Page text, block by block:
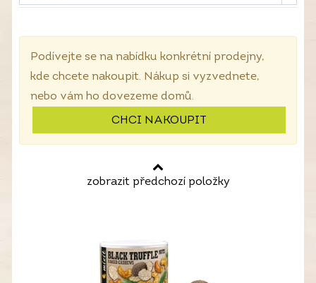
Podívejte se na nabídku konkrétní prodejny,
kde chcete nakoupit. Nákup si vyzvednete,
nebo vám ho dovezeme domů.
CHCI NAKOUPIT
zobrazit předchozí položky